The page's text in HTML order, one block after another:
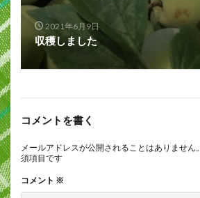
2021年6月9日
収穫しました
コメントを書く
メールアドレスが公開されることはありません。
須項目です
コメント ※